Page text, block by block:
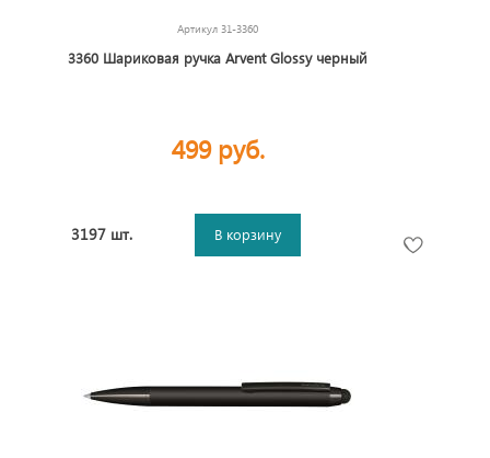
Артикул 31-3360
3360 Шариковая ручка Arvent Glossy черный
499 руб.
3197 шт. В корзину